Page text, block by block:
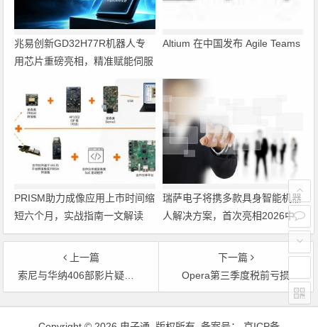
兆易创新GD32H77R机器人专
用芯片重磅亮相，精准赋能伺服
Altium 在中国发布 Agile Teams
PRISM助力成像应用上市时间缩
短六个月，实战指南一文解读
瑞萨电子将携多款具身智能机器
人解决方案，首次亮相2026中
国具身智能机器人产业大会
上一篇
索尼与华纳406部影片疑在华违规网络公映
下一篇
Opera第三季度税前亏损
文章导航